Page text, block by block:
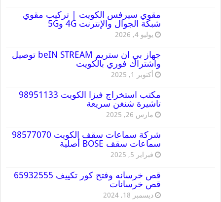
مقوي سيرفس الكويت | تركيب مقوي
شبكة الجوال والإنترنت 4G و5G
يوليو 4, 2026
جهاز بي ان ستريم beIN STREAM توصيل
واشتراك فوري بالكويت
أكتوبر 1, 2025
مكتب استخراج فيزا الكويت 98951133
تاشيرة شنغن سريعة
مارس 26, 2025
شركة سماعات سقف الكويت 98577070
سماعات سقف BOSE أصلية
فبراير 5, 2025
قص خرسانه وفتح كور تكييف 65932555
قص خرسانات
ديسمبر 18, 2024